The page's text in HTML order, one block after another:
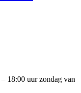
18:00 uur zondag van